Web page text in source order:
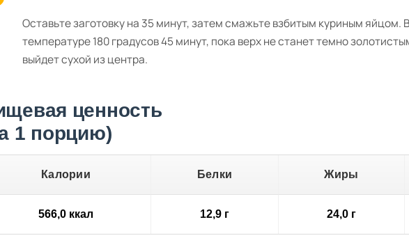
Оставьте заготовку на 35 минут, затем смажьте взбитым куриным яйцом.
температуре 180 градусов 45 минут, пока верх не станет темно
выйдет сухой из центра.
ценность
1 порцию)
Калории Белки Жиры
566,0 ккал 12,9 г 24,0 г